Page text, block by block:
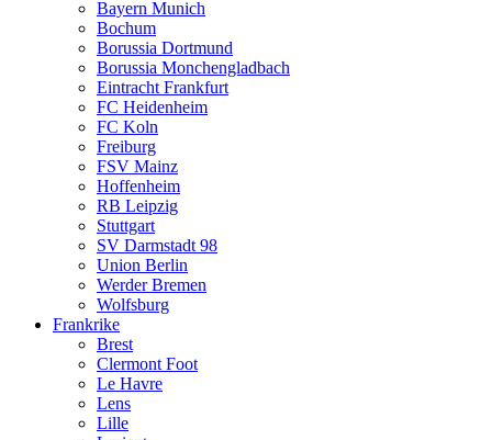
Bayern Munich
Bochum
Borussia Dortmund
Borussia Monchengladbach
Eintracht Frankfurt
FC Heidenheim
FC Koln
Freiburg
FSV Mainz
Hoffenheim
RB Leipzig
Stuttgart
SV Darmstadt 98
Union Berlin
Werder Bremen
Wolfsburg
Frankrike
Brest
Clermont Foot
Le Havre
Lens
Lille